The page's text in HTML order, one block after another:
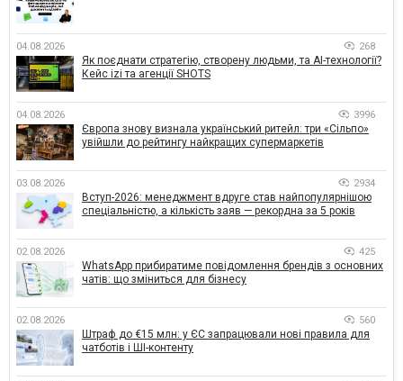
04.08.2026 268
Як поєднати стратегію, створену людьми, та AI-технології?
Кейс izi та агенції SHOTS
04.08.2026 3996
Європа знову визнала український ритейл: три «Сільпо»
увійшли до рейтингу найкращих супермаркетів
03.08.2026 2934
Вступ-2026: менеджмент вдруге став найпопулярнішою
спеціальністю, а кількість заяв — рекордна за 5 років
02.08.2026 425
WhatsApp прибиратиме повідомлення брендів з основних
чатів: що зміниться для бізнесу
02.08.2026 560
Штраф до €15 млн: у ЄС запрацювали нові правила для
чатботів і ШІ-контенту